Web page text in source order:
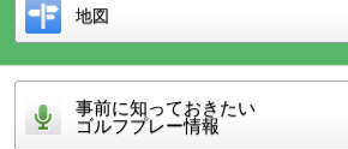
地図
事前に知っておきたい
ゴルフプレー情報